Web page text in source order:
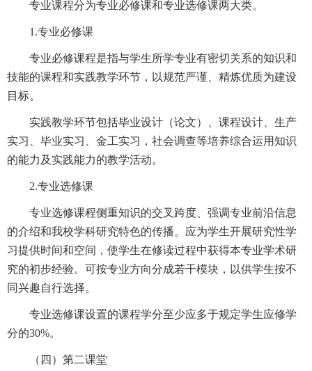
专业课程分为专业必修课和专业选修课两大类。
1.专业必修课
专业必修课程是指与学生所学专业有密切关系的知识和
技能的课程和实践教学环节，以规范严谨、精炼优质为建设
目标。
实践教学环节包括毕业设计（论文）、课程设计、生产
实习、毕业实习、金工实习，社会调查等培养综合运用知识
的能力及实践能力的教学活动。
2.专业选修课
专业选修课程侧重知识的交叉跨度、强调专业前沿信息
的介绍和我校学科研究特色的传播。应为学生开展研究性学
习提供时间和空间，使学生在修读过程中获得本专业学术研
究的初步经验。可按专业方向分成若干模块，以供学生按不
同兴趣自行选择。
专业选修课设置的课程学分至少应多于规定学生应修学
分的30%。
（四）第二课堂